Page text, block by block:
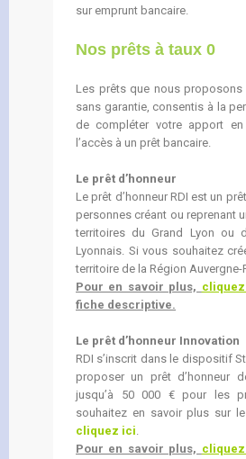
sur emprunt bancaire.
Nos prêts à taux 0
Les prêts que nous
sans garantie, consentis à la
de compléter votre apport
l’accès à un prêt bancaire.
Le prêt d’honneur
Le prêt d’honneur RDI est un
personnes créant ou reprenant
territoires du Grand Lyon ou
Lyonnais. Si vous souhaitez
territoire de la Région Auvergne-
Pour en savoir plus,
fiche descriptive.
Le prêt d’honneur Innovation
RDI s’inscrit dans le dispositif
proposer un prêt d’honneur
jusqu’à 50 000 € pour les
souhaitez en savoir plus sur
cliquez ici.
Pour en savoir plus,